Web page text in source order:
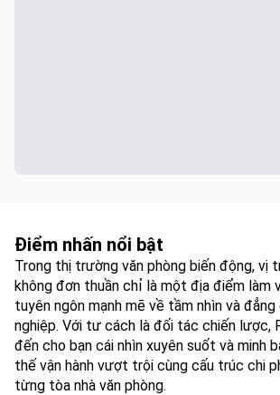
Điểm nhấn nổi bật
Trong thị trường văn phòng biến động, vị
không đơn thuần chỉ là một địa điểm làm
tuyên ngôn mạnh mẽ về tầm nhìn và
nghiệp. Với tư cách là đối tác chiến lược,
đến cho bạn cái nhìn xuyên suốt và minh
thế vận hành vượt trội cùng cấu trúc chi
từng tòa nhà văn phòng.